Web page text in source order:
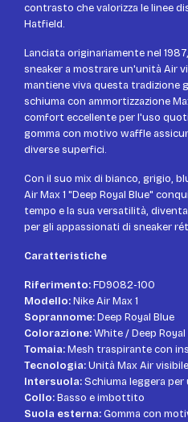
contrasto che valorizza le linee
Hatfield.
Lanciata originariamente nel
sneaker a mostrare un'unità Air
mantiene viva questa tradizione
schiuma con ammortizzazione
comfort eccellente per l'uso
gomma con motivo waffle
diverse superfici.
Con il suo mix di bianco, grigio,
Air Max 1 "Deep Royal Blue"
tempo e la sua versatilità,
per gli appassionati di sneaker
Caratteristiche
Riferimento:FD9082-100
Modello:Nike Air Max 1
Soprannome:Deep Royal Blue
Colorazione:White / Deep
Tomaia:Mesh traspirante con
Tecnologia:Unità Max Air
Intersuola:Schiuma leggera
Collo:Basso e imbottito
Suola esterna:Gomma con